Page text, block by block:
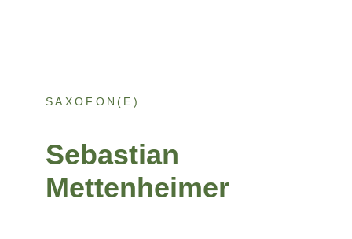
SAXOFON(E)
Sebastian
Mettenheimer